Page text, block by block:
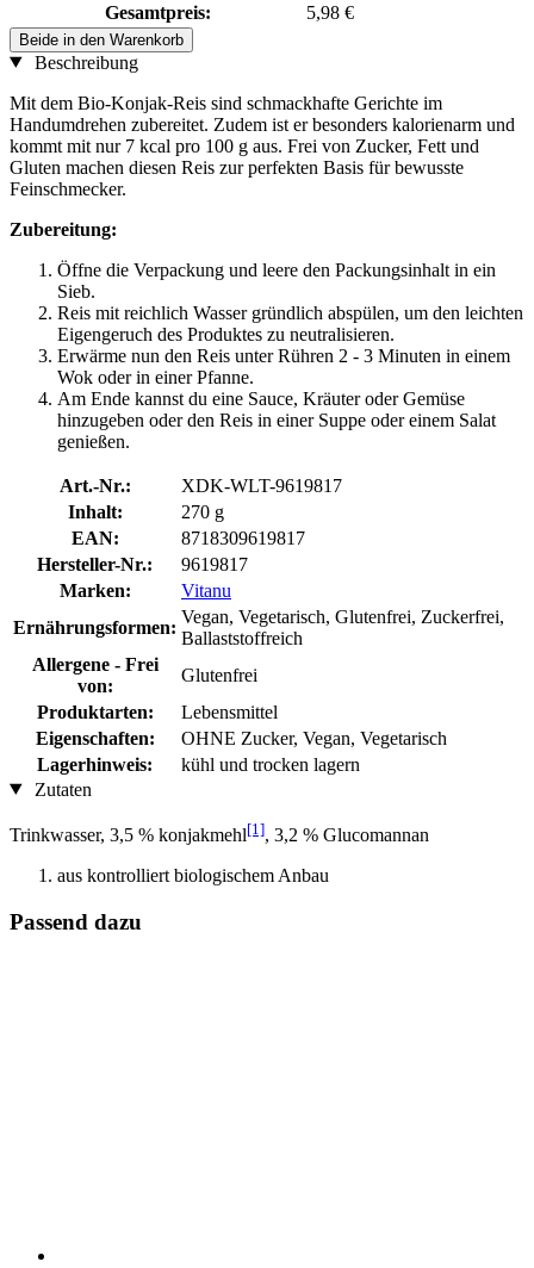
Gesamtpreis:
5,98 €
Beide in den Warenkorb
Beschreibung
Mit dem Bio-Konjak-Reis sind schmackhafte Gerichte im
Handumdrehen zubereitet. Zudem ist er besonders kalorienarm und
kommt mit nur 7 kcal pro 100 g aus. Frei von Zucker, Fett und
Gluten machen diesen Reis zur perfekten Basis für bewusste
Feinschmecker.
Zubereitung:
Öffne die Verpackung und leere den Packungsinhalt in ein
Sieb.
Reis mit reichlich Wasser gründlich abspülen, um den leichten
Eigengeruch des Produktes zu neutralisieren.
Erwärme nun den Reis unter Rühren 2 - 3 Minuten in einem
Wok oder in einer Pfanne.
Am Ende kannst du eine Sauce, Kräuter oder Gemüse
hinzugeben oder den Reis in einer Suppe oder einem Salat
genießen.
Art.-Nr.:
XDK-WLT-9619817
Inhalt:
270 g
EAN:
8718309619817
Hersteller-Nr.:
9619817
Marken:
Vitanu
Ernährungsformen:
Vegan, Vegetarisch, Glutenfrei, Zuckerfrei,
Ballaststoffreich
Allergene - Frei
von:
Glutenfrei
Produktarten:
Lebensmittel
Eigenschaften:
OHNE Zucker, Vegan, Vegetarisch
Lagerhinweis:
kühl und trocken lagern
Zutaten
Trinkwasser, 3,5 % konjakmehl[1], 3,2 % Glucomannan
aus kontrolliert biologischem Anbau
Passend dazu